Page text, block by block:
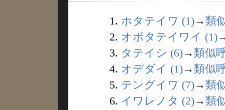
1. ホタテイワ (1)→ 類
2. オボタテイワイ (1)
3. タテイシ (6)→ 類似
4. オデダイ (1)→ 類似
5. テングイワ (7)→ 類
6. イワレノタ (2)→ 類